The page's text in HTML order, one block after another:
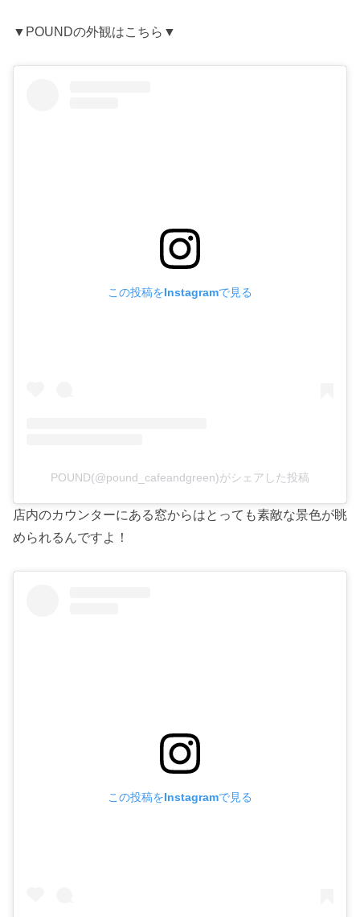
▼POUNDの外観はこちら▼
この投稿をInstagramで見る
POUND(@pound_cafeandgreen)がシェアした投稿
店内のカウンターにある窓からはとっても素敵な景色が眺
められるんですよ！
この投稿をInstagramで見る